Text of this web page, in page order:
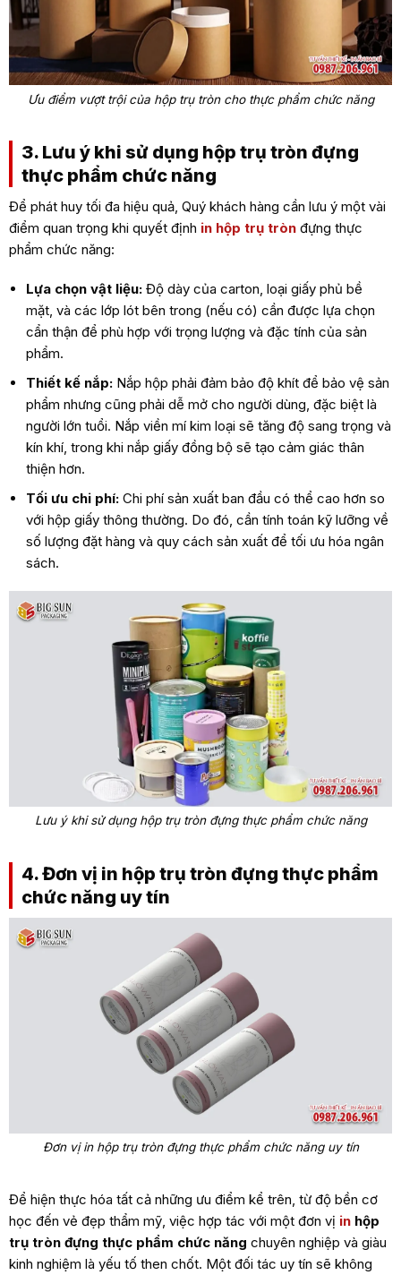
Ưu điểm vượt trội của hộp trụ tròn cho thực phẩm chức năng
3. Lưu ý khi sử dụng hộp trụ tròn đựng
thực phẩm chức năng
Để phát huy tối đa hiệu quả, Quý khách hàng cần lưu ý một vài
điểm quan trọng khi quyết định in hộp trụ trònđựng thực
phẩm chức năng:
Lựa chọn vật liệu: Độ dày của carton, loại giấy phủ bề
mặt, và các lớp lót bên trong (nếu có) cần được lựa chọn
cẩn thận để phù hợp với trọng lượng và đặc tính của sản
phẩm.
Thiết kế nắp: Nắp hộp phải đảm bảo độ khít để bảo vệ sản
phẩm nhưng cũng phải dễ mở cho người dùng, đặc biệt là
người lớn tuổi. Nắp viền mí kim loại sẽ tăng độ sang trọng và
kín khí, trong khi nắp giấy đồng bộ sẽ tạo cảm giác thân
thiện hơn.
Tối ưu chi phí: Chi phí sản xuất ban đầu có thể cao hơn so
với hộp giấy thông thường. Do đó, cần tính toán kỹ lưỡng về
số lượng đặt hàng và quy cách sản xuất để tối ưu hóa ngân
sách.
Lưu ý khi sử dụng hộp trụ tròn đựng thực phẩm chức năng
4. Đơn vị in hộp trụ tròn đựng thực phẩm
chức năng uy tín
Đơn vị in hộp trụ tròn đựng thực phẩm chức năng uy tín
Để hiện thực hóa tất cả những ưu điểm kể trên, từ độ bền cơ
học đến vẻ đẹp thẩm mỹ, việc hợp tác với một đơn vị in hộp
trụ tròn đựng thực phẩm chức năng chuyên nghiệp và giàu
kinh nghiệm là yếu tố then chốt. Một đối tác uy tín sẽ không